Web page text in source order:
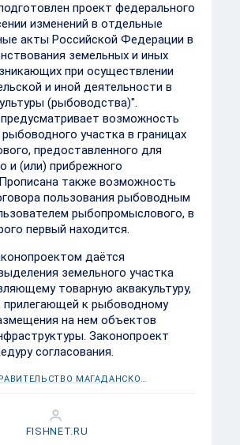
проект федерального
изменений в отдельные
акты Российской Федерации в
земельных и иных
при осуществлении
и иной деятельности в
(рыбоводства)".
возможность
участка в границах
предоставленного для
и (или) прибрежного
также возможность
пользования рыбоводным
рыбопромыслового, в
первый находится.
даётся
земельного участка
товарную аквакультуру,
прилегающей к рыбоводному
на нем объектов
Законопроект
согласования.
ПРАВИТЕЛЬСТВО МАГАДАНСКОЙ ОБЛАСТИ
FISHNET.RU